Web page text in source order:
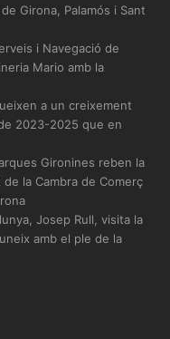
Girona, Palamós i Sant
i Navegació de
Mario amb la
a un creixement
2023-2025 que en
Gironines reben la
la Cambra de Comerç
Josep Rull, visita la
amb el ple de la